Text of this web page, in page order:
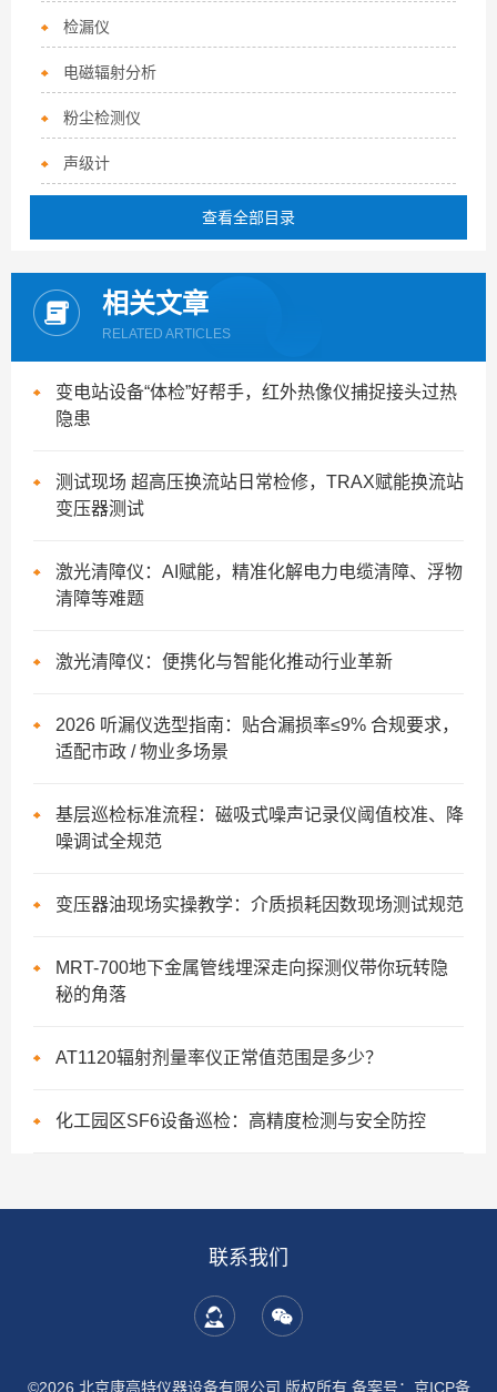
检漏仪
电磁辐射分析
粉尘检测仪
声级计
查看全部目录
相关文章
RELATED ARTICLES
变电站设备“体检”好帮手，红外热像仪捕捉接头过热
隐患
测试现场 超高压换流站日常检修，TRAX赋能换流站
变压器测试​
激光清障仪：AI赋能，精准化解电力电缆清障、浮物
清障等难题
激光清障仪：便携化与智能化推动行业革新
2026 听漏仪选型指南：贴合漏损率≤9% 合规要求，
适配市政 / 物业多场景
基层巡检标准流程：磁吸式噪声记录仪阈值校准、降
噪调试全规范
变压器油现场实操教学：介质损耗因数现场测试规范
MRT-700地下金属管线埋深走向探测仪带你玩转隐
秘的角落
AT1120辐射剂量率仪正常值范围是多少？
化工园区SF6设备巡检：高精度检测与安全防控
联系我们
©2026 北京康高特仪器设备有限公司 版权所有 备案号：京ICP备